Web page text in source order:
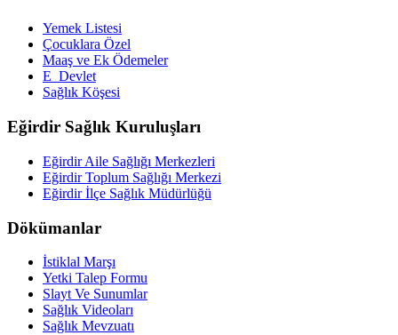
Yemek Listesi
Çocuklara Özel
Maaş ve Ek Ödemeler
E_Devlet
Sağlık Köşesi
Eğirdir Sağlık Kuruluşları
Eğirdir Aile Sağlığı Merkezleri
Eğirdir Toplum Sağlığı Merkezi
Eğirdir İlçe Sağlık Müdürlüğü
Dökümanlar
İstiklal Marşı
Yetki Talep Formu
Slayt Ve Sunumlar
Sağlık Videoları
Sağlık Mevzuatı